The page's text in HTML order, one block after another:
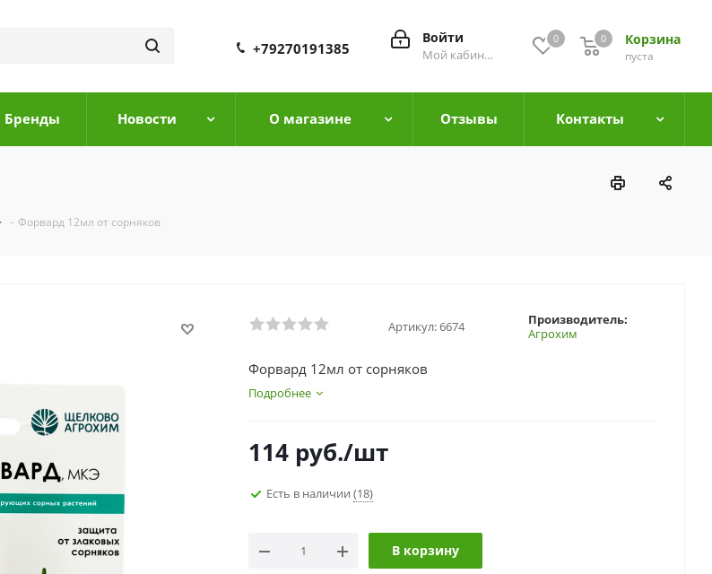
0 Корзина
0
пуста
0
Войти
Мой кабинет
+79270191385
Бренды Новости О магазине Отзывы Контакты
- Форвард 12мл от сорняков
Артикул:6674
Производитель:
Агрохим
Форвард 12мл от сорняков
Подробнее
114 руб./шт
Есть в наличии (18)
В корзину